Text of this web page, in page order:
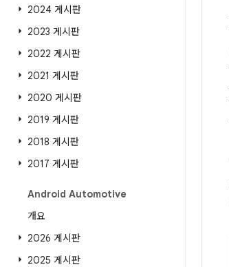
2024 게시판
2023 게시판
2022 게시판
2021 게시판
2020 게시판
2019 게시판
2018 게시판
2017 게시판
Android Automotive
개요
2026 게시판
2025 게시판